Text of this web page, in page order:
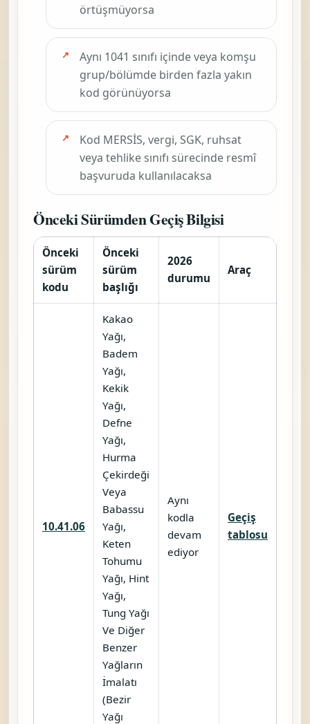
örtüşmüyorsa
Aynı 1041 sınıfı içinde veya komşu
grup/bölümde birden fazla yakın
kod görünüyorsa
Kod MERSİS, vergi, SGK, ruhsat
veya tehlike sınıfı sürecinde resmî
başvuruda kullanılacaksa
Önceki Sürümden Geçiş Bilgisi
Önceki
sürüm
kodu
Önceki
sürüm
başlığı
2026
durumu
Araç
10.41.06
Kakao
Yağı,
Badem
Yağı,
Kekik
Yağı,
Defne
Yağı,
Hurma
Çekirdeği
Veya
Babassu
Yağı,
Keten
Tohumu
Yağı, Hint
Yağı,
Tung Yağı
Ve Diğer
Benzer
Yağların
İmalatı
(Bezir
Yağı
Aynı
kodla
devam
ediyor
Geçiş
tablosu